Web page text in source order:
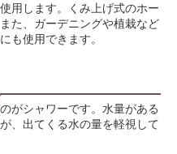
用します。くみ上げ式のホー
た、ガーデニングや植栽など
も使用できます。
がシャワーです。水量がある
、出てくる水の量を軽視して